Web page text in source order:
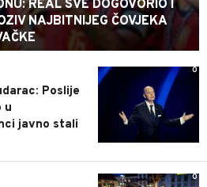
REAL SVE DOGOVORIO I
NAJBITNIJEG ČOVJEKA
0
Poslije
u
javno stali
0